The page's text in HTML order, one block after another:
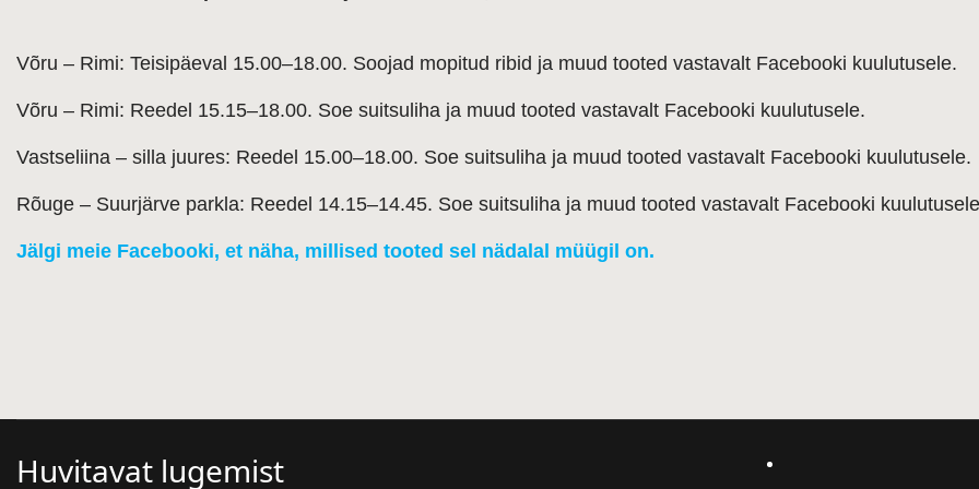
Võru – Rimi: Teisipäeval 15.00–18.00. Soojad mopitud ribid ja muud tooted vastavalt Facebooki kuulutusele.
Võru – Rimi: Reedel 15.15–18.00. Soe suitsuliha ja muud tooted vastavalt Facebooki kuulutusele.
Vastseliina – silla juures: Reedel 15.00–18.00. Soe suitsuliha ja muud tooted vastavalt Facebooki kuulutusele.
Rõuge – Suurjärve parkla: Reedel 14.15–14.45. Soe suitsuliha ja muud tooted vastavalt Facebooki
Jälgi meie Facebooki, et näha, millised tooted sel nädalal müügil on.
Huvitavat lugemist